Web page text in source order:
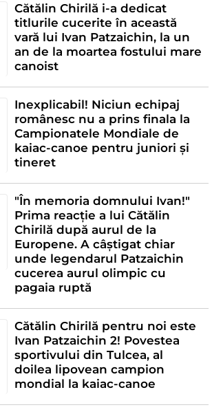
Cătălin Chirilă i-a dedicat
titlurile cucerite în această
vară lui Ivan Patzaichin, la un
an de la moartea fostului mare
canoist
Inexplicabil! Niciun echipaj
românesc nu a prins finala la
Campionatele Mondiale de
kaiac-canoe pentru juniori și
tineret
"În memoria domnului Ivan!"
Prima reacție a lui Cătălin
Chirilă după aurul de la
Europene. A câștigat chiar
unde legendarul Patzaichin
cucerea aurul olimpic cu
pagaia ruptă
Cătălin Chirilă pentru noi este
Ivan Patzaichin 2! Povestea
sportivului din Tulcea, al
doilea lipovean campion
mondial la kaiac-canoe